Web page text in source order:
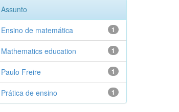
Assunto
1
Ensino de matemática
1
Mathematics education
1
Paulo Freire
1
Prática de ensino